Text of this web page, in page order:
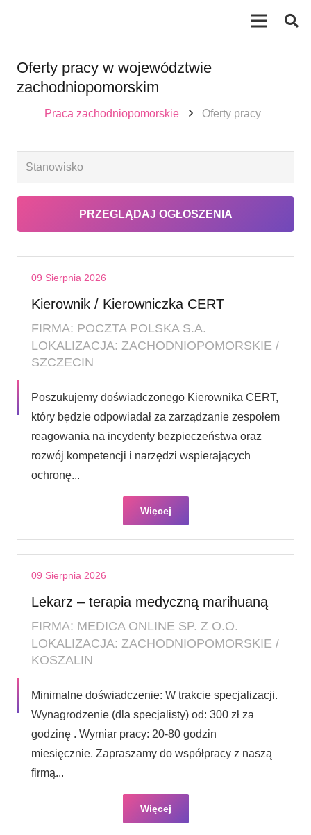
Oferty pracy w województwie
zachodniopomorskim
Praca zachodniopomorskie Oferty pracy
09 Sierpnia 2026
Kierownik / Kierowniczka CERT
FIRMA: POCZTA POLSKA S.A.
LOKALIZACJA: ZACHODNIOPOMORSKIE /
SZCZECIN
Poszukujemy doświadczonego Kierownika CERT,
który będzie odpowiadał za zarządzanie zespołem
reagowania na incydenty bezpieczeństwa oraz
rozwój kompetencji i narzędzi wspierających
ochronę...
Więcej
09 Sierpnia 2026
Lekarz – terapia medyczną marihuaną
FIRMA: MEDICA ONLINE SP. Z O.O.
LOKALIZACJA: ZACHODNIOPOMORSKIE /
KOSZALIN
Minimalne doświadczenie: W trakcie specjalizacji.
Wynagrodzenie (dla specjalisty) od: 300 zł za
godzinę . Wymiar pracy: 20-80 godzin
miesięcznie. Zapraszamy do współpracy z naszą
firmą...
Więcej